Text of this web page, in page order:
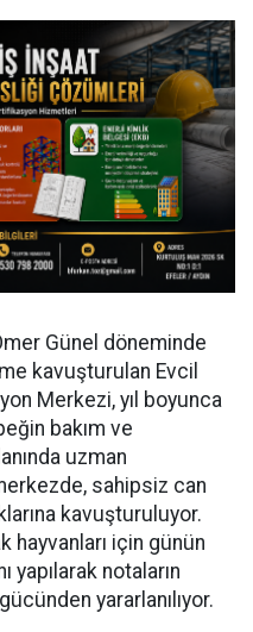
Günel döneminde
kavuşturulan Evcil
Merkezi, yıl boyunca
bakım ve
uzman
sahipsiz can
kavuşturuluyor.
hayvanları için günün
yapılarak notaların
yararlanılıyor.